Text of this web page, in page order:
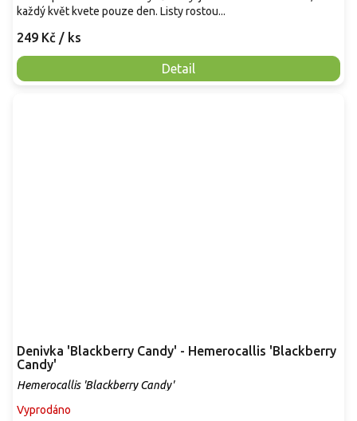
249 Kč / ks
Detail
každý květ kvete pouze den. Listy rostou...
Denivka 'Blackberry Candy' - Hemerocallis 'Blackberry
Candy'
Hemerocallis 'Blackberry Candy'
Vyprodáno